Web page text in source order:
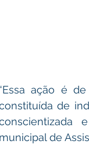
“Essa ação é
de
municipal de